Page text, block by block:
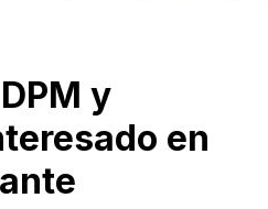
y
en